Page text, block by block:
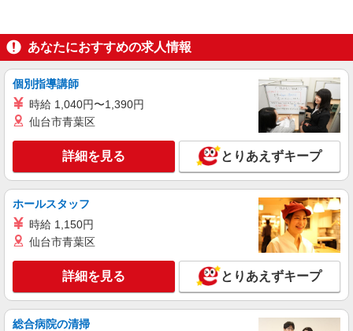
あなたにおすすめの求人情報
個別指導講師
時給 1,040円〜1,390円
仙台市青葉区
詳細を見る とりあえずキープ
ホールスタッフ
時給 1,150円
仙台市青葉区
詳細を見る とりあえずキープ
総合病院の清掃